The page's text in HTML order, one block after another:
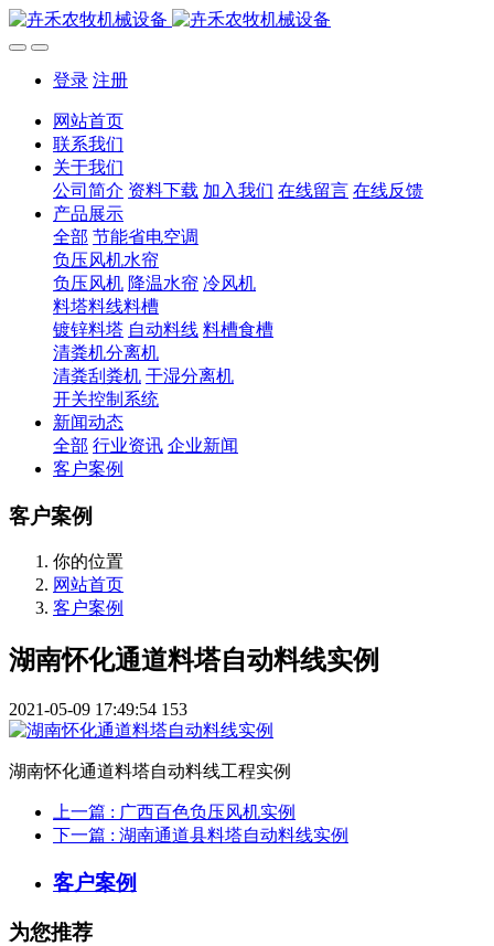
登录 注册
网站首页
联系我们
关于我们
公司简介 资料下载 加入我们 在线留言 在线反馈
产品展示
全部 节能省电空调
负压风机水帘
负压风机 降温水帘 冷风机
料塔料线料槽
镀锌料塔 自动料线 料槽食槽
清粪机分离机
清粪刮粪机 干湿分离机
开关控制系统
新闻动态
全部 行业资讯 企业新闻
客户案例
客户案例
你的位置
网站首页
客户案例
湖南怀化通道料塔自动料线实例
2021-05-09 17:49:54 153
湖南怀化通道料塔自动料线工程实例
上一篇 : 广西百色负压风机实例
下一篇 : 湖南通道县料塔自动料线实例
客户案例
为您推荐